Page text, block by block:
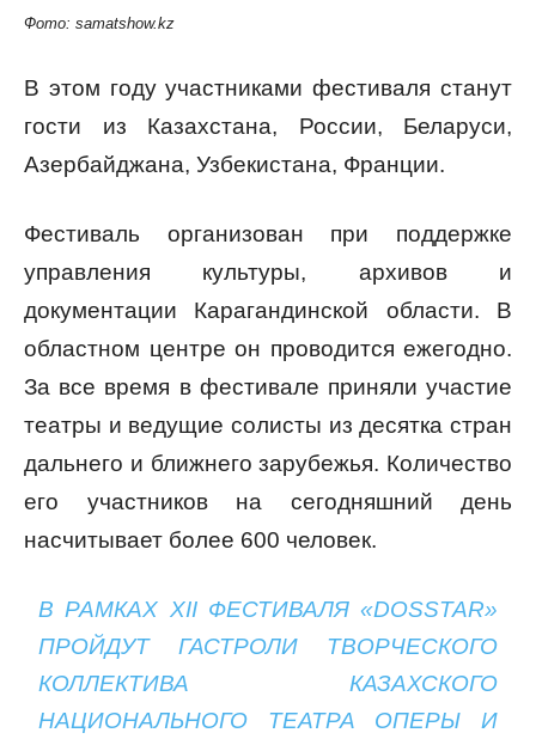
Фото: samatshow.kz
В этом году участниками фестиваля станут
гости из Казахстана, России, Беларуси,
Азербайджана, Узбекистана, Франции.
Фестиваль организован при поддержке
управления культуры, архивов и
документации Карагандинской области. В
областном центре он проводится ежегодно.
За все время в фестивале приняли участие
театры и ведущие солисты из десятка стран
дальнего и ближнего зарубежья. Количество
его участников на сегодняшний день
насчитывает более 600 человек.
В РАМКАХ XII ФЕСТИВАЛЯ «DOSSTAR»
ПРОЙДУТ ГАСТРОЛИ ТВОРЧЕСКОГО
КОЛЛЕКТИВА КАЗАХСКОГО
НАЦИОНАЛЬНОГО ТЕАТРА ОПЕРЫ И